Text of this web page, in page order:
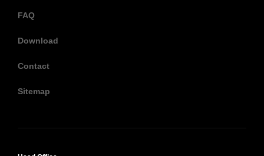
FAQ
Download
Contact
Sitemap